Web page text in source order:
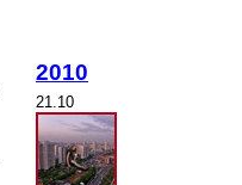
2010
21.10